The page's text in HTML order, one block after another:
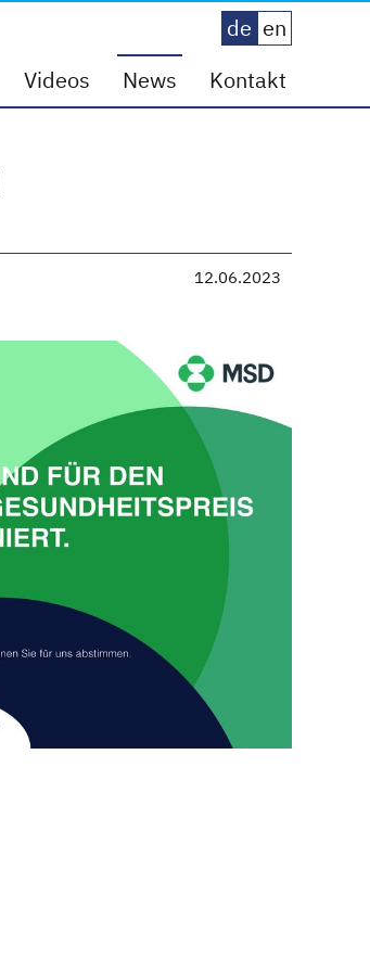
de en
Videos News Kontakt
12.06.2023